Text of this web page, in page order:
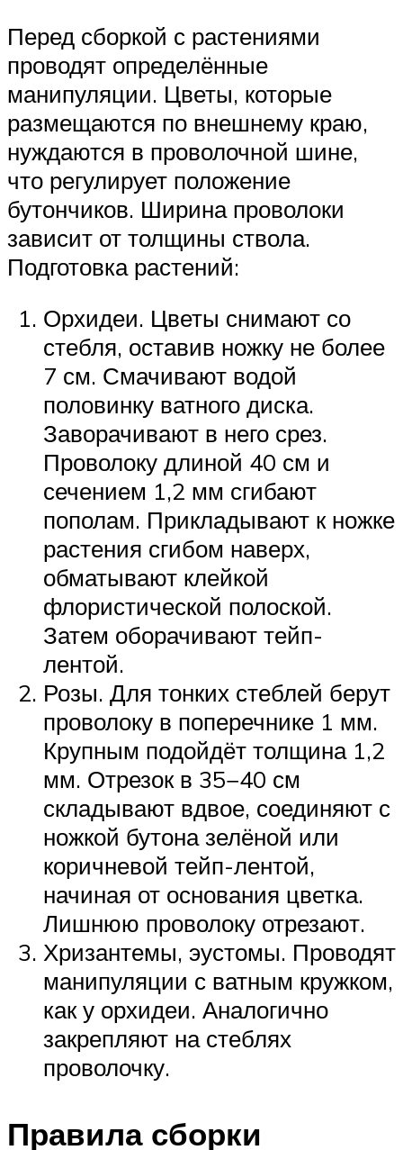
Перед сборкой с растениями
проводят определённые
манипуляции. Цветы, которые
размещаются по внешнему краю,
нуждаются в проволочной шине,
что регулирует положение
бутончиков. Ширина проволоки
зависит от толщины ствола.
Подготовка растений:
Орхидеи. Цветы снимают со
стебля, оставив ножку не более
7 см. Смачивают водой
половинку ватного диска.
Заворачивают в него срез.
Проволоку длиной 40 см и
сечением 1,2 мм сгибают
пополам. Прикладывают к ножке
растения сгибом наверх,
обматывают клейкой
флористической полоской.
Затем оборачивают тейп-
лентой.
Розы. Для тонких стеблей берут
проволоку в поперечнике 1 мм.
Крупным подойдёт толщина 1,2
мм. Отрезок в 35−40 см
складывают вдвое, соединяют с
ножкой бутона зелёной или
коричневой тейп-лентой,
начиная от основания цветка.
Лишнюю проволоку отрезают.
Хризантемы, эустомы. Проводят
манипуляции с ватным кружком,
как у орхидеи. Аналогично
закрепляют на стеблях
проволочку.
Правила сборки